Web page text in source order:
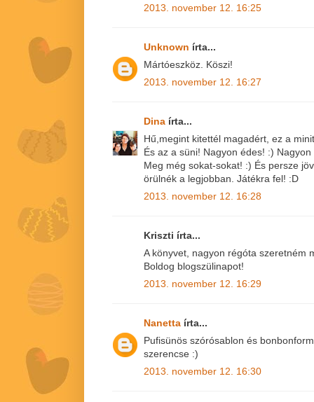
2013. november 12. 16:25
Unknown írta...
Mártóeszköz. Köszi!
2013. november 12. 16:27
Dina írta...
Hű,megint kitettél magadért, ez a
És az a süni! Nagyon édes! :)
Meg még sokat-sokat! :) És persze
örülnék a legjobban. Játékra fel! :D
2013. november 12. 16:28
Kriszti írta...
A könyvet, nagyon régóta szeretném
Boldog blogszülinapot!
2013. november 12. 16:29
Nanetta írta...
Pufisünös szórósablon és
szerencse :)
2013. november 12. 16:30